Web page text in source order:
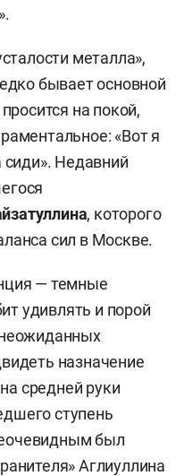
металла»,
бывает основной
на покой,
«Вот я
Недавний
, которого
сил в Москве.
— темные
удивлять и порой
назначение
средней руки
ступень
был
Аглиуллина